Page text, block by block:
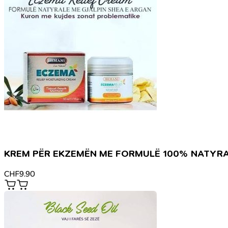
KREM PËR EKZEMËN ME FORMULË 100%
CHF9.90